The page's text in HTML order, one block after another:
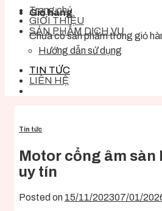
Giỏ hàng
Chưa có sản phẩm trong giỏ
Trang chủ
GIỚI THIỆU
SẢN PHẨM DỊCH VỤ
Hướng dẫn sử dụng
TIN TỨC
LIÊN HỆ
Tin tức
Motor cổng âm sàn
uy tín
Posted on 15/11/202307/01/